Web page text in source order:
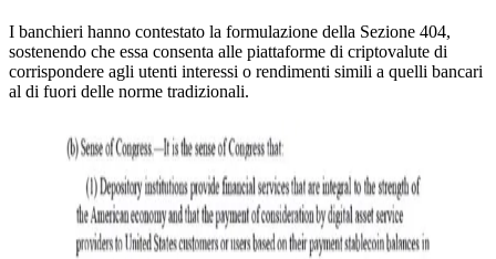
I banchieri hanno contestato la formulazione della Sezione 404,
sostenendo che essa consenta alle piattaforme di criptovalute di
corrispondere agli utenti interessi o rendimenti simili a quelli bancari
al di fuori delle norme tradizionali.